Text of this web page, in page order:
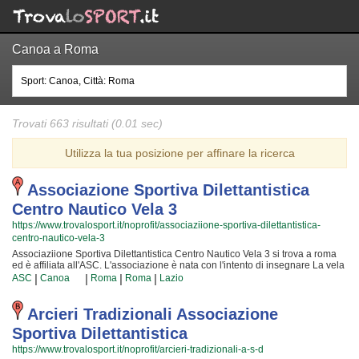
Canoa a Roma
Trovati 663 risultati (0.01 sec)
Utilizza la tua posizione per affinare la ricerca
Associazione Sportiva Dilettantistica
Centro Nautico Vela 3
https://www.trovalosport.it/noprofit/associaziione-sportiva-dilettantistica-
centro-nautico-vela-3
Associaziione Sportiva Dilettantistica Centro Nautico Vela 3 si trova a roma
ed è affiliata all'ASC. L'associazione è nata con l'intento di insegnare La vela
organizzando corsi rivolti a ragazzi, adulti e famiglie. Se volete rendere il
vostro tempo libero più interessante con un'attività un po' diversa dal solito è
il caso di sperimentare La vela. I loro istruttori gentili e professionali si
impegneranno al massimo per rendere la vostra esperienza ancora più
particolare e stimolante con i loro corsi di vela. Inserita da tempo nella
comunità di roma, Associaziione Sportiva Dilettantistica Centro Nautico Vela
3 è famosa per rendere più movimentate le giornate di coloro che vogliono
concedersi qualche svago all'aria aperta e a contatto con la natura. Se vuoi
ASC | Canoa | Roma | Roma | Lazio
Arcieri Tradizionali Associazione
Sportiva Dilettantistica
https://www.trovalosport.it/noprofit/arcieri-tradizionali-a-s-d